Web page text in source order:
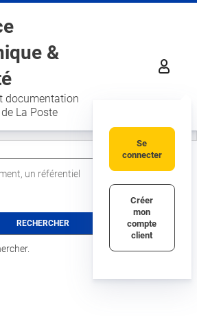
Aller au contenu principal
&
documentation
La Poste
Se
connecter
Créer
mon
compte
client
un référentiel